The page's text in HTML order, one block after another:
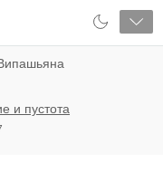
и пустота